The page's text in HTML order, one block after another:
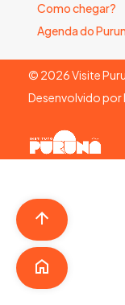
Como chegar?
Agenda do
© 2026Visite
Desenvolvido por